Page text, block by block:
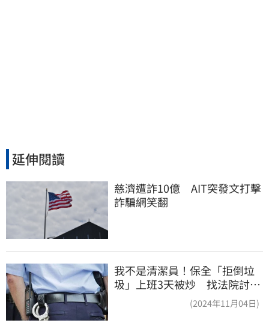
延伸閱讀
慈濟遭詐10億　AIT突發文打擊
詐騙網笑翻
我不是清潔員！保全「拒倒垃
圾」上班3天被炒 找法院討公
(2024年11月04日)